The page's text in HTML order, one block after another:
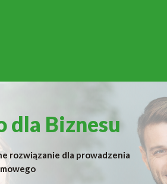
dla Biznesu
rozwiązanie dla prowadzenia